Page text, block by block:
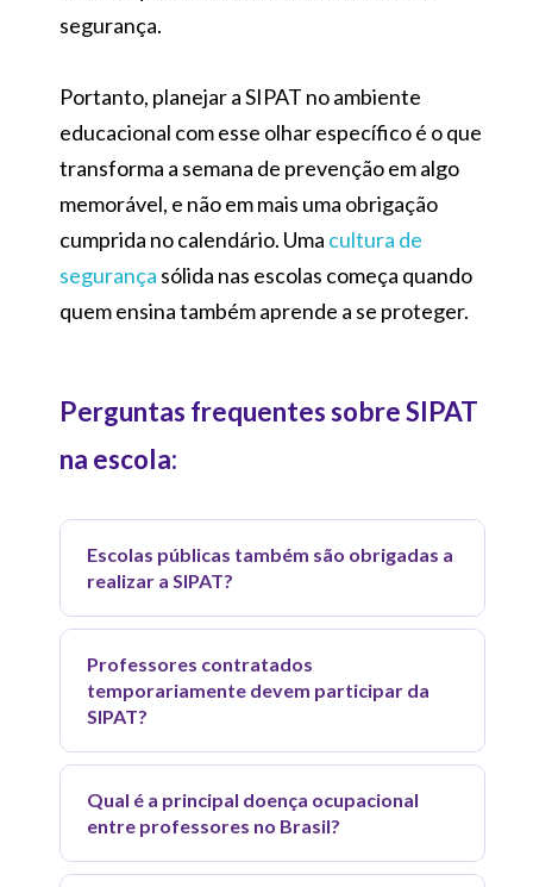
segurança.
Portanto, planejar a SIPAT no ambiente
educacional com esse olhar específico é o que
transforma a semana de prevenção em algo
memorável, e não em mais uma obrigação
cumprida no calendário. Uma cultura de
segurança sólida nas escolas começa quando
quem ensina também aprende a se proteger.
Perguntas frequentes sobre SIPAT
na escola:
Escolas públicas também são obrigadas a
realizar a SIPAT?
Sim. A obrigatoriedade da SIPAT se
aplica a qualquer empregador, público
ou privado, que possua CIPA
número mínimo de trabalhadores
Professores contratados
temporariamente devem participar da
SIPAT?
Sim. Trabalhadores com contrato
temporário têm os mesmos direitos em
matéria de saúde e segurança do
trabalho que os efetivos. Durante o
Qual é a principal doença ocupacional
entre professores no Brasil?
A disfonia ocupacional, distúrbio que